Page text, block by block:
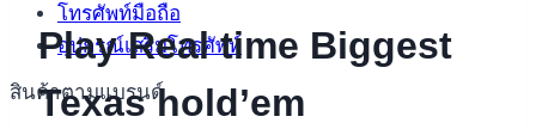
โทรศัพท์มือถือ
อุปกรณ์เสริมโทรศัพท์
สินค้าตามแบรนด์
Play Real time Biggest
Texas hold’em